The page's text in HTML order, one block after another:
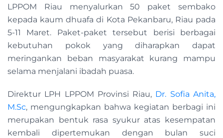
LPPOM Riau menyalurkan 50 paket sembako
kepada kaum dhuafa di Kota Pekanbaru, Riau pada
5-11 Maret. Paket-paket tersebut berisi berbagai
kebutuhan pokok yang diharapkan dapat
meringankan beban masyarakat kurang mampu
selama menjalani ibadah puasa.
Direktur LPH LPPOM Provinsi Riau, Dr. Sofia Anita,
M.Sc, mengungkapkan bahwa kegiatan berbagi ini
merupakan bentuk rasa syukur atas kesempatan
kembali dipertemukan dengan bulan suci